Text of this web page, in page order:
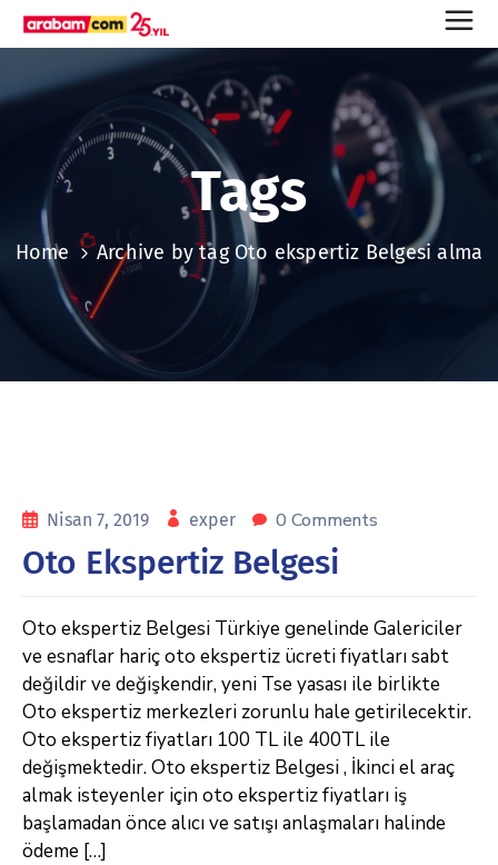
Tags
Home Archive by tag Oto ekspertiz Belgesi alma
Nisan 7, 2019 exper 0 Comments
Oto Ekspertiz Belgesi
Oto ekspertiz Belgesi Türkiye genelinde Galericiler
ve esnaflar hariç oto ekspertiz ücreti fiyatları sabt
değildir ve değişkendir, yeni Tse yasası ile birlikte
Oto ekspertiz merkezleri zorunlu hale getirilecektir.
Oto ekspertiz fiyatları 100 TL ile 400TL ile
değişmektedir. Oto ekspertiz Belgesi , İkinci el araç
almak isteyenler için oto ekspertiz fiyatları iş
başlamadan önce alıcı ve satışı anlaşmaları halinde
ödeme […]